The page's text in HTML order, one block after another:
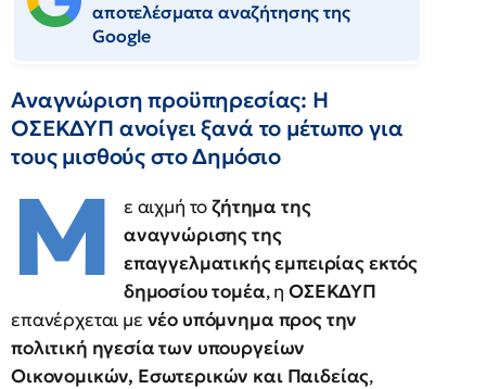
αποτελέσματα αναζήτησης της
Google
Αναγνώριση προϋπηρεσίας: Η
ΟΣΕΚΔΥΠ ανοίγει ξανά το μέτωπο για
τους μισθούς στο Δημόσιο
Μ ε αιχμή τοζήτημα της
αναγνώρισης της
επαγγελματικής εμπειρίας εκτός
δημοσίου τομέα, η ΟΣΕΚΔΥΠ
επανέρχεται με νέο υπόμνημα προς την
πολιτική ηγεσία των υπουργείων
Οικονομικών, Εσωτερικών και Παιδείας,